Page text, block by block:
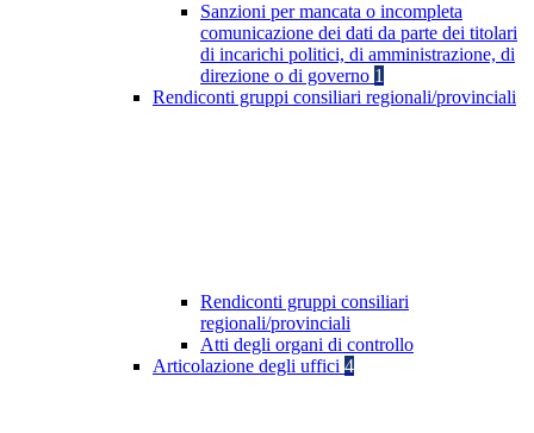
Sanzioni per mancata o incompleta
comunicazione dei dati da parte dei titolari
di incarichi politici, di amministrazione, di
direzione o di governo 1
Rendiconti gruppi consiliari regionali/provinciali
Rendiconti gruppi consiliari
regionali/provinciali
Atti degli organi di controllo
Articolazione degli uffici 4